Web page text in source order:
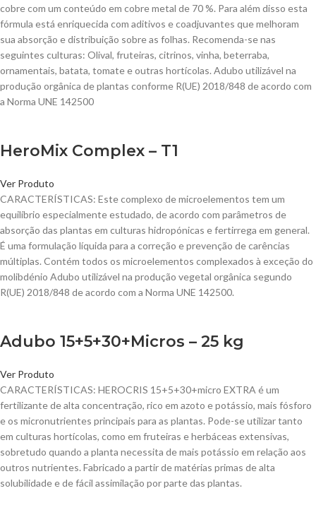
cobre com um conteúdo em cobre metal de 70 %. Para além disso esta
fórmula está enriquecida com aditivos e coadjuvantes que melhoram
sua absorção e distribuição sobre as folhas. Recomenda-se nas
seguintes culturas: Olival, fruteiras, citrinos, vinha, beterraba,
ornamentais, batata, tomate e outras hortícolas. Adubo utilizável na
produção orgânica de plantas conforme R(UE) 2018/848 de acordo com
a Norma UNE 142500
HeroMix Complex – T1
Ver Produto
CARACTERÍSTICAS: Este complexo de microelementos tem um
equilíbrio especialmente estudado, de acordo com parâmetros de
absorção das plantas em culturas hidropónicas e fertirrega em general.
É uma formulação líquida para a correção e prevenção de carências
múltiplas. Contém todos os microelementos complexados à exceção do
molibdénio Adubo utilizável na produção vegetal orgânica segundo
R(UE) 2018/848 de acordo com a Norma UNE 142500.
Adubo 15+5+30+Micros – 25 kg
Ver Produto
CARACTERÍSTICAS: HEROCRIS 15+5+30+micro EXTRA é um
fertilizante de alta concentração, rico em azoto e potássio, mais fósforo
e os micronutrientes principais para as plantas. Pode-se utilizar tanto
em culturas hortícolas, como em fruteiras e herbáceas extensivas,
sobretudo quando a planta necessita de mais potássio em relação aos
outros nutrientes. Fabricado a partir de matérias primas de alta
solubilidade e de fácil assimilação por parte das plantas.